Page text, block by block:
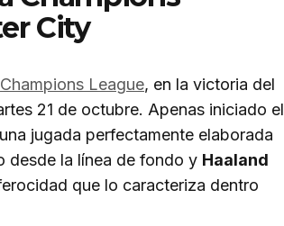
City
Champions League, en la victoria del
21 de octubre. Apenas iniciado el
jugada perfectamente elaborada
desde la línea de fondo y Haaland
que lo caracteriza dentro